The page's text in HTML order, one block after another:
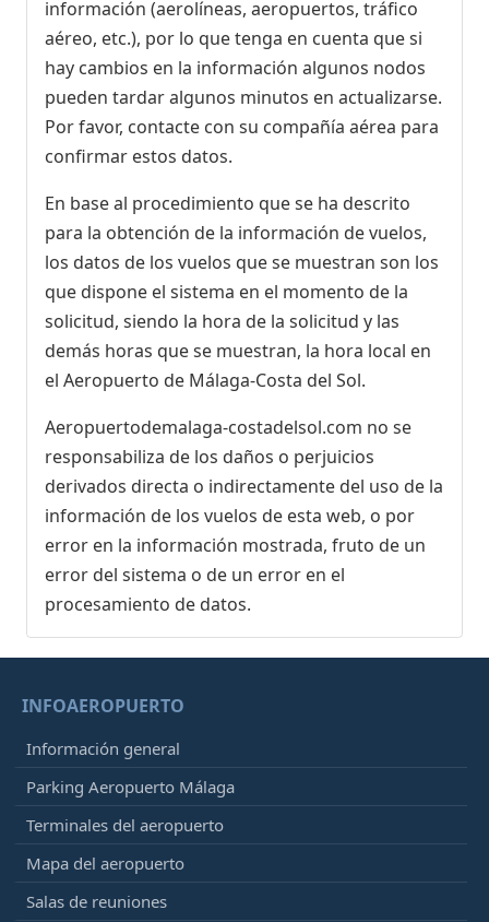
información (aerolíneas, aeropuertos, tráfico
aéreo, etc.), por lo que tenga en cuenta que si
hay cambios en la información algunos nodos
pueden tardar algunos minutos en actualizarse.
Por favor, contacte con su compañía aérea para
confirmar estos datos.
En base al procedimiento que se ha descrito
para la obtención de la información de vuelos,
los datos de los vuelos que se muestran son los
que dispone el sistema en el momento de la
solicitud, siendo la hora de la solicitud y las
demás horas que se muestran, la hora local en
el Aeropuerto de Málaga-Costa del Sol.
Aeropuertodemalaga-costadelsol.com no se
responsabiliza de los daños o perjuicios
derivados directa o indirectamente del uso de la
información de los vuelos de esta web, o por
error en la información mostrada, fruto de un
error del sistema o de un error en el
procesamiento de datos.
INFOAEROPUERTO
Información general
Parking Aeropuerto Málaga
Terminales del aeropuerto
Mapa del aeropuerto
Salas de reuniones